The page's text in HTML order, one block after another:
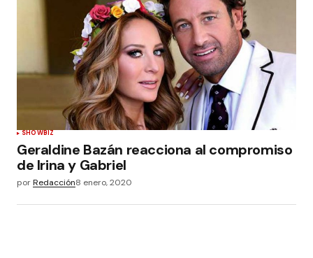
SHOWBIZ
Geraldine Bazán reacciona al compromiso
de Irina y Gabriel
porRedacción8 enero, 2020